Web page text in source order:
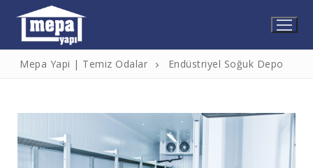
Mepa Yapi | Temiz Odalar Endüstriyel Soğuk Depo